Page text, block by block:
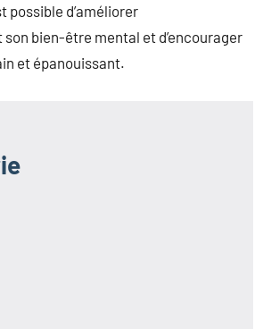
possible d’améliorer
bien-être mental et d’encourager
et épanouissant.